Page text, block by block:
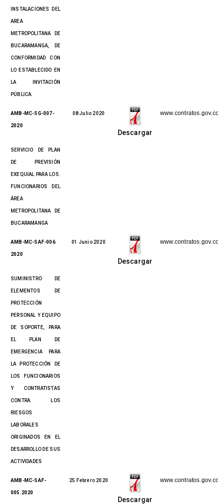
INSTALACIONES DEL
AREA
METROPOLITANA DE
BUCARAMANGA, DE
CONFORMIDAD CON
LO ESTABLECIDO EN
LA INVITACIÓN
PÚBLICA.
AMB-MC-SG-007-
2020
SERVICIO DE PLAN
DE PREVISIÓN
EXEQUIAL PARA LOS.
FUNCIONARIOS DEL
ÁREA
METROPOLITANA DE
BUCARAMANGA
08 Julio 2020
Descargar
AMB-MC-SAF-006
2020
SUMINISTRO DE
ELEMENTOS DE
PROTECCIÓN
PERSONAL Y EQUIPO
DE SOPORTE, PARA
EL PLAN DE
EMERGENCIA PARA
LA PROTECCIÓN DE
LOS FUNCIONARIOS
Y CONTRATISTAS
CONTRA LOS
RIESGOS
LABORALES
ORIGINADOS EN EL
DESARROLLO DE SUS
ACTIVIDADES
01 Junio 2020
Descargar
AMB-MC-SAF-
005.2020
25 Febrero 2020
Descargar